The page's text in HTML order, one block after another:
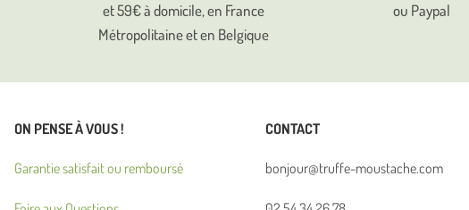
et 59€ à domicile, en France
Métropolitaine et en Belgique
ou Paypal
ON PENSE À VOUS !
Garantie satisfait ou remboursé
CONTACT
bonjour@truffe-moustache.com